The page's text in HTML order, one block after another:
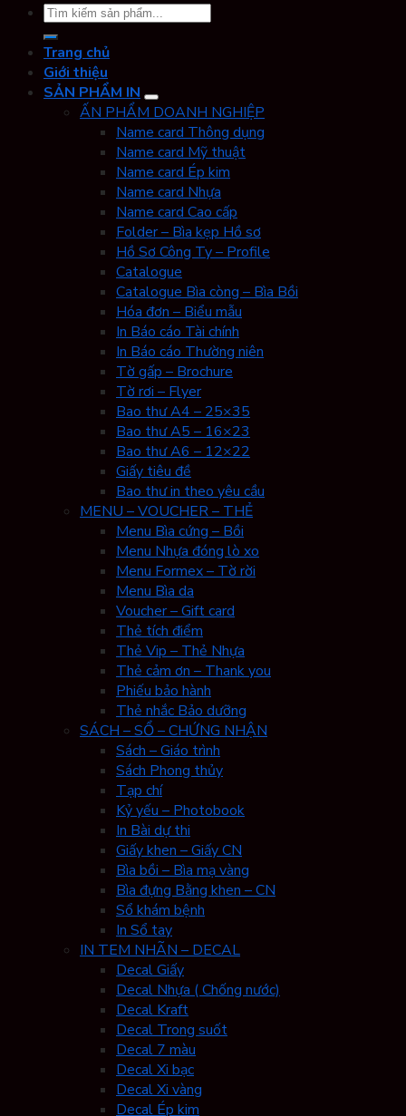
Tìm
kiếm:
Trang chủ
Giới thiệu
SẢN PHẨM IN
ẤN PHẨM DOANH NGHIỆP
Name card Thông dụng
Name card Mỹ thuật
Name card Ép kim
Name card Nhựa
Name card Cao cấp
Folder – Bìa kẹp Hồ sơ
Hồ Sơ Công Ty – Profile
Catalogue
Catalogue Bìa còng – Bìa Bồi
Hóa đơn – Biểu mẫu
In Báo cáo Tài chính
In Báo cáo Thường niên
Tờ gấp – Brochure
Tờ rơi – Flyer
Bao thư A4 – 25×35
Bao thư A5 – 16×23
Bao thư A6 – 12×22
Giấy tiêu đề
Bao thư in theo yêu cầu
MENU – VOUCHER – THẺ
Menu Bìa cứng – Bồi
Menu Nhựa đóng lò xo
Menu Formex – Tờ rời
Menu Bìa da
Voucher – Gift card
Thẻ tích điểm
Thẻ Vip – Thẻ Nhựa
Thẻ cảm ơn – Thank you
Phiếu bảo hành
Thẻ nhắc Bảo dưỡng
SÁCH – SỔ – CHỨNG NHẬN
Sách – Giáo trình
Sách Phong thủy
Tạp chí
Kỷ yếu – Photobook
In Bài dự thi
Giấy khen – Giấy CN
Bìa bồi – Bìa mạ vàng
Bìa đựng Bằng khen – CN
Sổ khám bệnh
In Sổ tay
IN TEM NHÃN – DECAL
Decal Giấy
Decal Nhựa ( Chống nước)
Decal Kraft
Decal Trong suốt
Decal 7 màu
Decal Xi bạc
Decal Xi vàng
Decal Ép kim